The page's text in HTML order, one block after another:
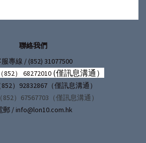
聯絡我們
服專線 / (852) 31077500
852） 68272010 (僅訊息溝通）
852）92832867（僅訊息溝通）
67567703（僅訊息溝通）
郵 / info@lon10.com.hk